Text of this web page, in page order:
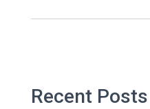
Recent Posts